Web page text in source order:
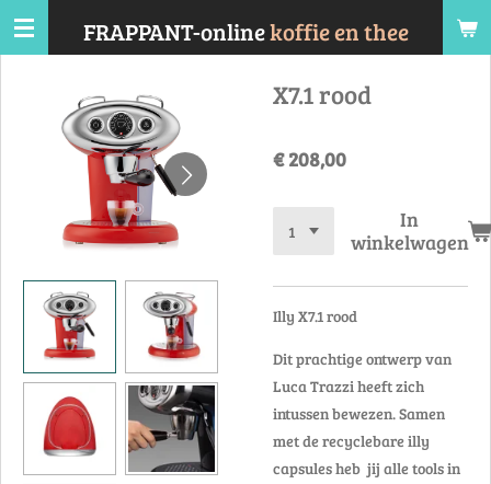
Ga
hoofdinhoud
FRAPPANT-onlinekoffie en thee
X7.1 rood
€ 208,00
In
winkelwagen
Illy X7.1 rood
Dit prachtige ontwerp van
Luca Trazzi heeft zich
intussen bewezen. Samen
met de recyclebare illy
capsules heb jij alle tools in